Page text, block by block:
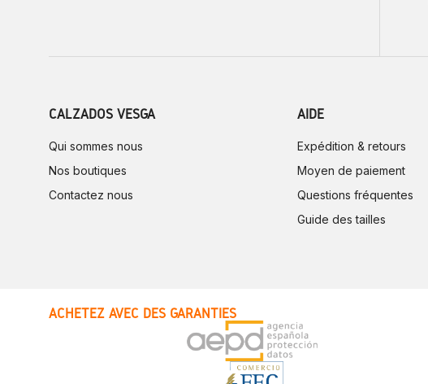
CALZADOS VESGA
Qui sommes nous
Nos boutiques
Contactez nous
AIDE
Expédition & retours
Moyen de paiement
Questions fréquentes
Guide des tailles
ACHETEZ AVEC DES GARANTIES